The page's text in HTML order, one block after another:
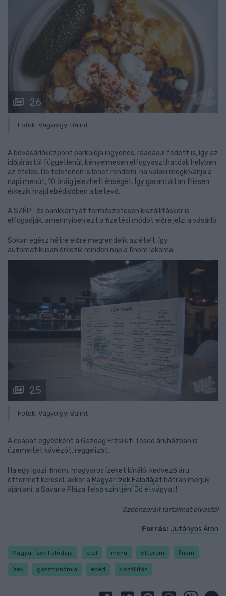
26
Fotók: Vágvölgyi Bálint
A bevásárlóközpont parkolója ingyenes, ráadásul fedett is, így az
időjárástól függetlenül, kényelmesen elfogyaszthatóak helyben
az ételek. De telefonon is lehet rendelni: ha valaki megkívánja a
napi menüt, 10 óráig jelezheti éhségét. Így garantáltan frissen
érkezik majd ebédidőben a betevő.
A SZÉP- és bankkártyát természetesen kiszállításkor is
elfogadják, amennyiben ezt a fizetési módot előre jelzi a vásárló.
Sokan egész hétre előre megrendelik az ételt, így
automatikusan érkezik minden nap a finom lakoma.
25
Fotók: Vágvölgyi Bálint
A csapat egyébként a Gazdag Erzsi úti Tesco áruházban is
üzemeltet kávézót, reggelizőt.
Ha egy igazi, finom, magyaros ízeket kínáló, kedvező áru
éttermet keresel, akkor a Magyar Ízek Falodáját bátran merjük
ajánlani, a Savaria Pláza felső szintjén! Jó étvágyat!
Szponzorált tartalmat olvastál
Forrás: Jutányos Áron
Magyar Ízek Falodája étel menü étterem finom
ízek gasztronómia ebéd kiszállítás